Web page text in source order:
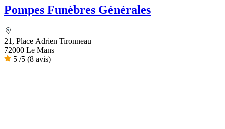
Pompes Funèbres Générales
21, Place Adrien Tironneau
72000 Le Mans
5 /5 (8 avis)